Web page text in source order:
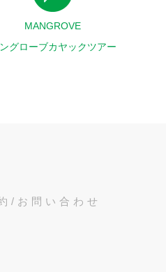
MANGROVE
グローブカヤックツアー
/お問い合わせ